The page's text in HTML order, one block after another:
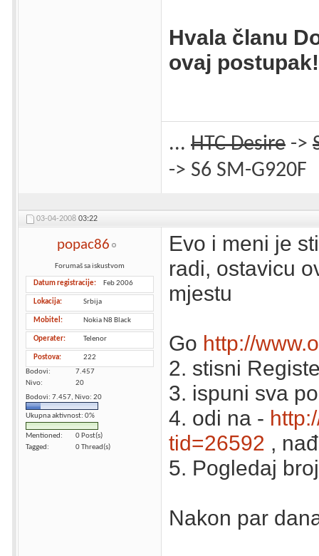
Hvala članu
ovaj postupak!
... HTC Desire ->
-> S6 SM-G920F
03-04-2008 03:22
popac86
Forumaš sa iskustvom
Datum registracije Feb 2006
Lokacija Srbija
Mobitel Nokia N8 Black
Operater Telenor
Postova
222
Bodovi
7.457
Nivo
20
Bodovi: 7.457, Nivo: 20
Ukupna aktivnost: 0%
Mentioned
0 Post(s)
Tagged
0 Thread(s)
Evo i meni je
radi, ostavicu
mjestu
Go http://
2. stisni
3. ispuni sva
4. odi na -
tid=26592 ,
5. Pogledaj
Nakon par